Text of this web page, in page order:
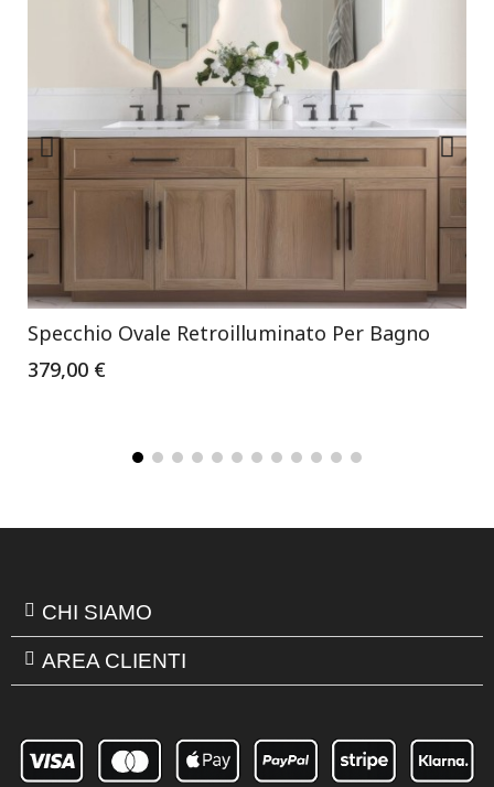
Specchio Ovale Retroilluminato Per Bagno
379,00 €
CHI SIAMO
AREA CLIENTI